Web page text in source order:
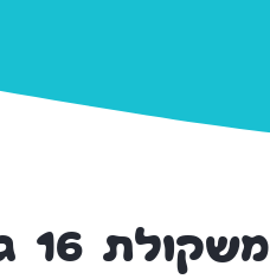
משקולת 16 גרם לפינס וטורנדו